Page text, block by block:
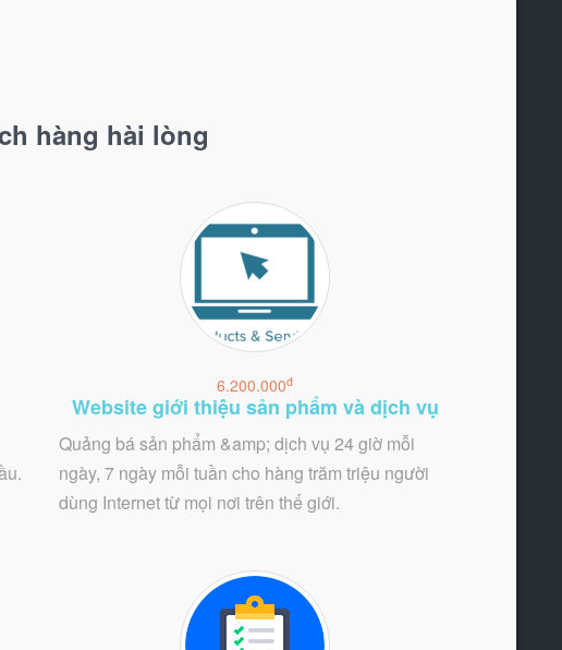
hàng hài lòng
6.200.000đ
Website giới thiệu sản phẩm và dịch vụ
Quảng bá sản phẩm &amp; dịch vụ 24 giờ mỗi
ngày, 7 ngày mỗi tuần cho hàng trăm triệu người
dùng Internet từ mọi nơi trên thế giới.